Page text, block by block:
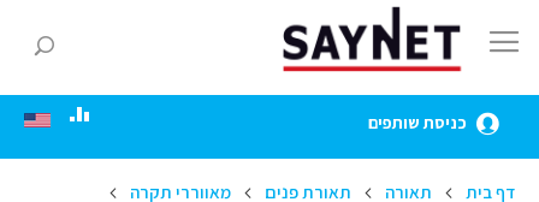
to
Content
כניסת שותפים
דף בית תאורה תאורת פנים
מאווררי תקרה